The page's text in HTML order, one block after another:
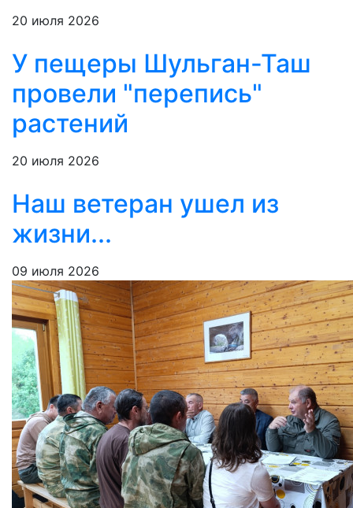
20 июля 2026
У пещеры Шульган-Таш
провели "перепись"
растений
20 июля 2026
Наш ветеран ушел из
жизни...
09 июля 2026